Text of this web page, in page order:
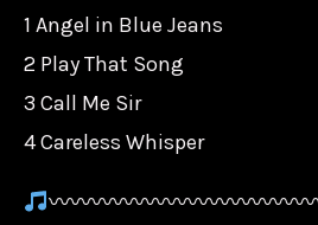
1 Angel in Blue Jeans
2 Play That Song
3 Call Me Sir
4 Careless Whisper
〰〰〰〰〰〰〰〰〰〰〰〰